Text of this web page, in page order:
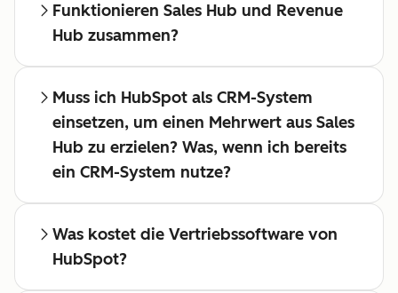
Funktionieren Sales Hub und Revenue
Hub zusammen?
Muss ich HubSpot als CRM-System
einsetzen, um einen Mehrwert aus Sales
Hub zu erzielen? Was, wenn ich bereits
ein CRM-System nutze?
Was kostet die Vertriebssoftware von
HubSpot?